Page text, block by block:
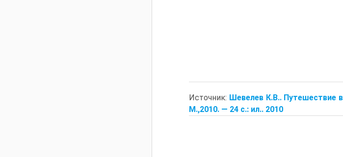
Источник: Шевелев К.В.. Путешествие
М.,2010. — 24 с.: ил.. 2010